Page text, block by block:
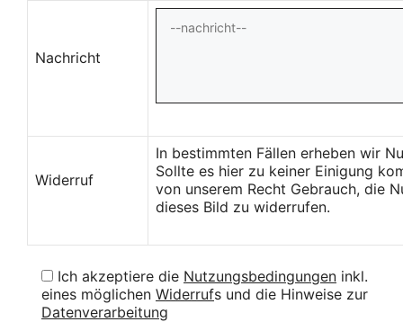
Nachricht
Widerruf
In bestimmten Fällen erheben wir
Sollte es hier zu keiner Einigung
von unserem Recht Gebrauch, die
dieses Bild zu widerrufen.
Ich akzeptiere die Nutzungsbedingungen inkl.
eines möglichen Widerrufs und die Hinweise zur
Datenverarbeitung